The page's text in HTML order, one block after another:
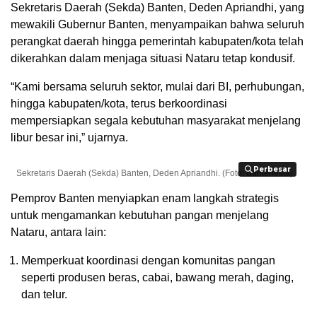
Sekretaris Daerah (Sekda) Banten, Deden Apriandhi, yang
mewakili Gubernur Banten, menyampaikan bahwa seluruh
perangkat daerah hingga pemerintah kabupaten/kota telah
dikerahkan dalam menjaga situasi Nataru tetap kondusif.
“Kami bersama seluruh sektor, mulai dari BI, perhubungan,
hingga kabupaten/kota, terus berkoordinasi
mempersiapkan segala kebutuhan masyarakat menjelang
libur besar ini,” ujarnya.
Perbesar
Perbesar
Sekretaris Daerah (Sekda) Banten, Deden Apriandhi. (Foto: Bantenesia)
Pemprov Banten menyiapkan enam langkah strategis
untuk mengamankan kebutuhan pangan menjelang
Nataru, antara lain:
Memperkuat koordinasi dengan komunitas pangan
seperti produsen beras, cabai, bawang merah, daging,
dan telur.